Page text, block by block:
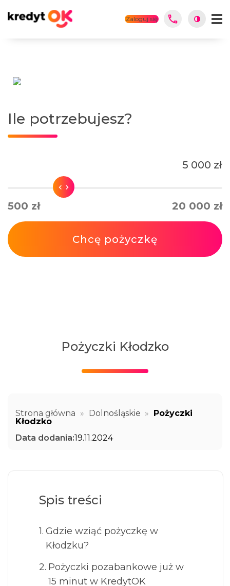
Zaloguj się
Ile potrzebujesz?
5 000 zł
500 zł 20 000 zł
Chcę pożyczkę
Pożyczki Kłodzko
Strona główna » Dolnośląskie » Pożyczki
Kłodzko
Data dodania:19.11.2024
Spis treści
Gdzie wziąć pożyczkę w
Kłodzku?
Pożyczki pozabankowe już w
15 minut w KredytOK